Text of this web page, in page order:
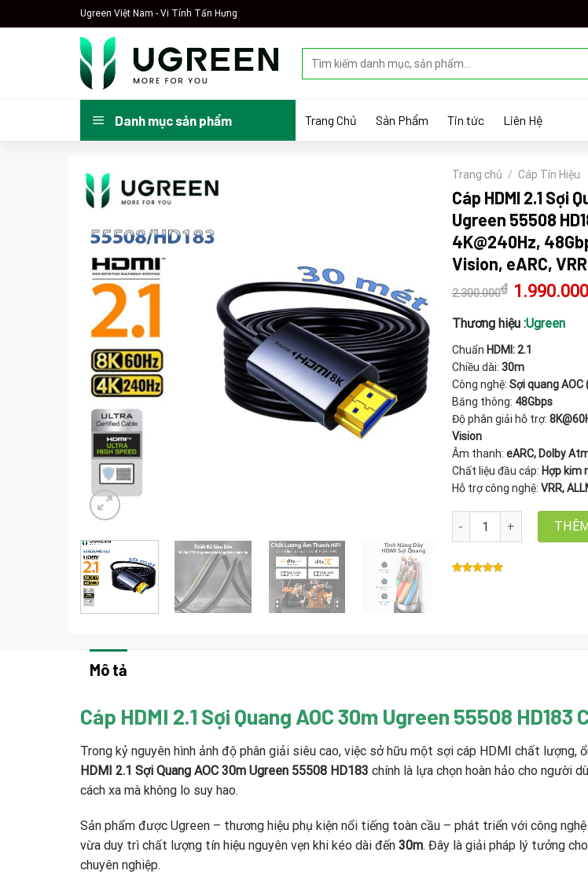
to
Ugreen Việt Nam - Vi Tính Tấn Hưng
kiếm:
Danh mục sản phẩm Trang Chủ Sản Phẩm Tin tức Liên Hệ
Trang chủ / Cáp Tín Hiệu
Cáp HDMI 2.1 Sợi
Ugreen 55508
4K@240Hz,
Vision, eARC,
2.300.000₫ Giá
gốc
2.300.000₫.
1.990.000
Thương hiệu :Ugreen
Chuẩn HDMI: 2.1
Chiều dài: 30m
Công nghệ: Sợi quang
Băng thông: 48Gbps
Độ phân giải hỗ trợ:
Vision
Âm thanh: eARC, Dolby
Chất liệu đầu cáp: Hợp kim
Hỗ trợ công nghệ: VRR,
Cáp HDMI 2.1 Sợi Quang
Mô tả
Cáp HDMI 2.1 Sợi Quang AOC 30m Ugreen 55508 HD183
Trong kỷ nguyên hình ảnh độ phân giải siêu cao, việc sở hữu một sợi cáp HDMI chất
HDMI 2.1 Sợi Quang AOC 30m Ugreen 55508 HD183 chính là lựa chọn hoàn hảo cho người
cách xa mà không lo suy hao.
Sản phẩm được Ugreen – thương hiệu phụ kiện nổi tiếng toàn cầu – phát triển với công
vừa duy trì chất lượng tín hiệu nguyên vẹn khi kéo dài đến 30m. Đây là giải pháp lý tưởng
chuyên nghiệp.